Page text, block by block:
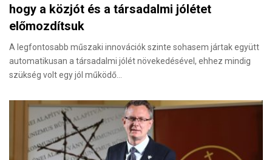
hogy a közjót és a társadalmi jólétet
előmozdítsuk
A legfontosabb műszaki innovációk szinte sohasem jártak együtt
automatikusan a társadalmi jólét növekedésével, ehhez mindig
szükség volt egy jól működő…